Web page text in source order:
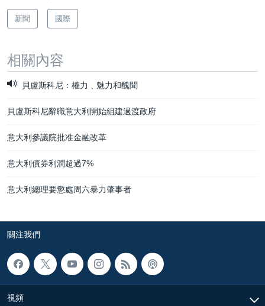
新聞 國際
相關內容
貝盧斯科尼：權力﹑魅力和醜聞
貝盧斯科尼辭職意大利開始組建過渡政府
意大利參議院批准金融改革
意大利債券利潤超過7%
意大利總理要懲處周六暴力肇事者
關注我們
視頻